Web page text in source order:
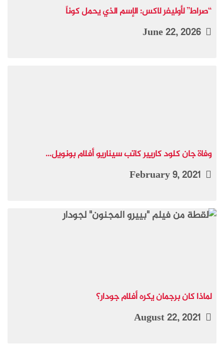
“صراط” لأوليفر لاكس: الإسم الذي يحمل كوناً
June 22, 2026
وفاة جان كلود كاريير كاتب سيناريو أفلام بونويل...
لماذا كان برجمان يكره أفلام جودار؟